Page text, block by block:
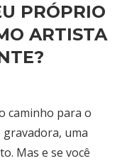
PRÓPRIO
ARTISTA
caminho para o
gravadora, uma
Mas e se você